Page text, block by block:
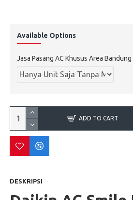
Available Options
Jasa Pasang AC Khusus Area Bandung
ADD TO CART
DESKRIPSI